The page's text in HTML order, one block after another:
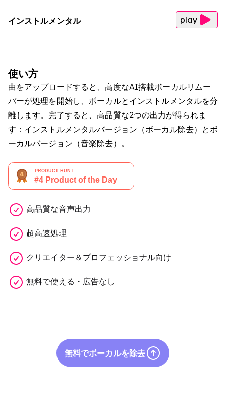
インストルメンタル play
使い方
曲をアップロードすると、高度なAI搭載ボーカルリムー
バーが処理を開始し、ボーカルとインストルメンタルを分
離します。完了すると、高品質な2つの出力が得られま
す：インストルメンタルバージョン（ボーカル除去）とボ
ーカルバージョン（音楽除去）。
高品質な音声出力
超高速処理
クリエイター＆プロフェッショナル向け
無料で使える・広告なし
無料でボーカルを除去